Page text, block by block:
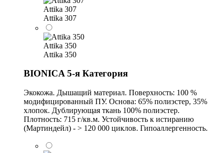
Attika 307
Attika 307
Attika 350
Attika 350
BIONICA 5-я Категория
Экокожа. Дышащий материал. Поверхность: 100 %
модифицированный ПУ. Основа: 65% полиэстер, 35%
хлопок. Дублирующая ткань 100% полиэстер.
Плотность: 715 г/кв.м. Устойчивость к истиранию
(Мартиндейл) - > 120 000 циклов. Гипоаллергенность.